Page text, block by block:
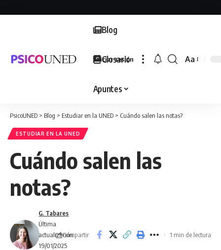
Blog
Glosario
Apuntes
Iniciar sesión
Font
Aa
PsicoUNED > Blog > Estudiar en la UNED > Cuándo salen las notas?
ESTUDIAR EN LA UNED
Cuándo salen las
notas?
Última
actualización:
19/01/2025
G. Tabares
Compartir 1 min de lectura